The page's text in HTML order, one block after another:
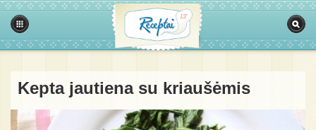
Kepta jautiena su kriaušėmis